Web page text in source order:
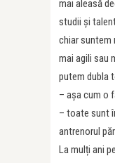
mai aleasă
studii și
chiar suntem
mai agili sau
putem dubla
– așa cum o
– toate sunt
antrenorul
La mulți ani